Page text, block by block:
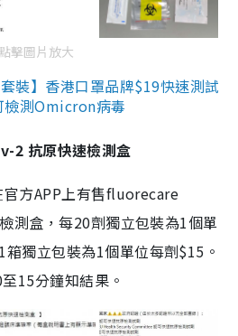
點擊圖片放大
裝】香港口罩品牌$19快速測試
檢測Omicron病毒
2 抗原快速檢測盒
方APP上有售fluorecare
測盒，每20劑獨立包裝為1個單
獨立包裝為1個單位每劑$15。
15分鐘知結果。